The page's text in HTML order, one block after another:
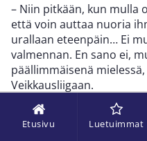
Etusivu Luetuimmat
– Niin pitkään, kun mulla
että voin auttaa nuoria
urallaan eteenpäin… Ei
valmennan. En sano ei,
päällimmäisenä
Veikkausliigaan.
Tuukka Ikkeläjärvi